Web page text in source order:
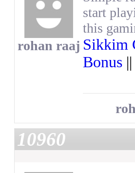
rohan raaj
start
this
Sikkim
Bonus
10960